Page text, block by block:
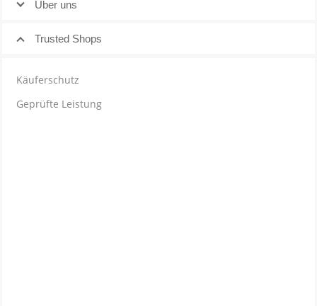
Über uns
Trusted Shops
Käuferschutz
Geprüfte Leistung